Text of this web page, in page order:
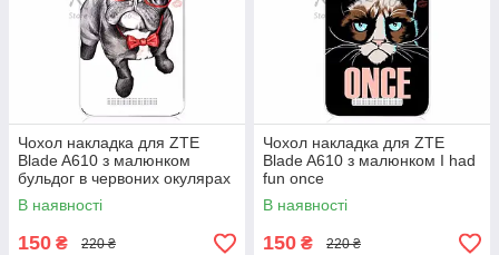
Чохол накладка для ZTE
Blade A610 з малюнком
бульдог в червоних окулярах
і метелику
В наявності
150 ₴ 220 ₴
Чохол накладка для ZTE
Blade A610 з малюнком I had
fun once
В наявності
150 ₴ 220 ₴